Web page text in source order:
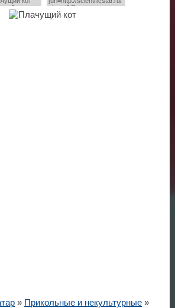
» Прикольные и некультурные»